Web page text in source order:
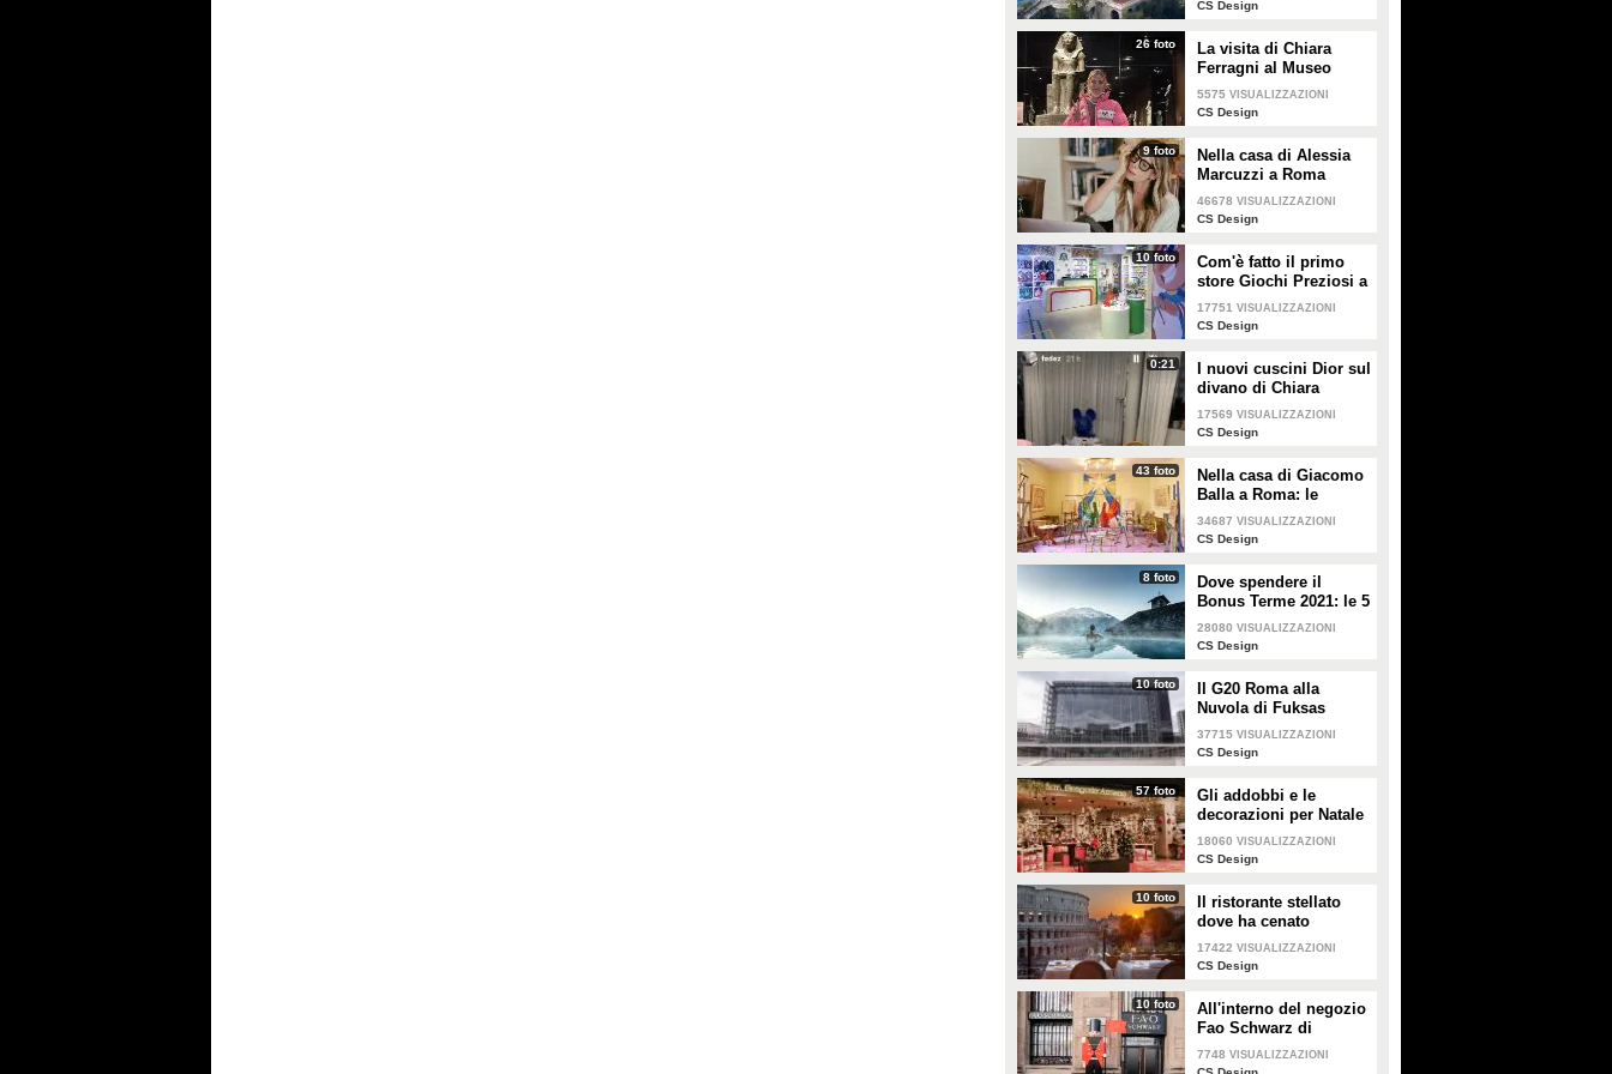
CS Design
26 foto
La visita di Chiara
Ferragni al Museo
Egizio di Torino
5575 VISUALIZZAZIONI
CS Design
9 foto
Nella casa di Alessia
Marcuzzi a Roma
46678 VISUALIZZAZIONI
CS Design
10 foto
Com'è fatto il primo
store Giochi Preziosi a
Milano
17751 VISUALIZZAZIONI
CS Design
0:21
I nuovi cuscini Dior sul
divano di Chiara
Ferragni e Fedez
17569 VISUALIZZAZIONI
CS Design
43 foto
Nella casa di Giacomo
Balla a Roma: le
camere più belle
34687 VISUALIZZAZIONI
CS Design
8 foto
Dove spendere il
Bonus Terme 2021: le 5
migliori strutture
accreditate
28080 VISUALIZZAZIONI
CS Design
10 foto
Il G20 Roma alla
Nuvola di Fuksas
37715 VISUALIZZAZIONI
CS Design
57 foto
Gli addobbi e le
decorazioni per Natale
della Rinascente
18060 VISUALIZZAZIONI
CS Design
10 foto
Il ristorante stellato
dove ha cenato
Angelina Jolie a Roma
17422 VISUALIZZAZIONI
CS Design
10 foto
All'interno del negozio
Fao Schwarz di
Milano: il paradiso dei
giocattoli per grandi e
7748 VISUALIZZAZIONI